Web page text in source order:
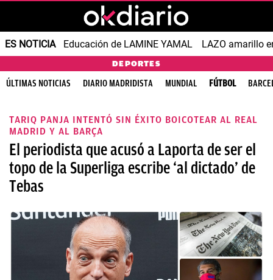
ES NOTICIA Educación de LAMINE YAMAL LAZO amarillo
DEPORTES
ÚLTIMAS NOTICIAS DIARIO MADRIDISTA MUNDIAL FÚTBOL
TARIQ PANJA INTENTÓ SIN ÉXITO BOICOTEAR AL REAL
MADRID Y AL BARÇA
El periodista que acusó a Laporta de ser el
topo de la Superliga escribe ‘al dictado’ de
Tebas